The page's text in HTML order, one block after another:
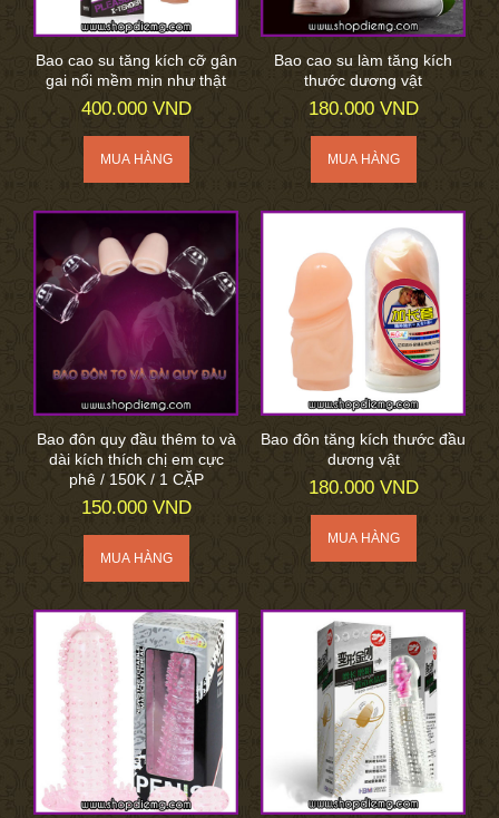
Bao cao su tăng kích cỡ gân
gai nổi mềm mịn như thật
400.000 VND
Bao cao su làm tăng kích
thước dương vật
180.000 VND
Bao đôn quy đầu thêm to và
dài kích thích chị em cực
phê / 150K / 1 CẶP
150.000 VND
Bao đôn tăng kích thước đầu
dương vật
180.000 VND